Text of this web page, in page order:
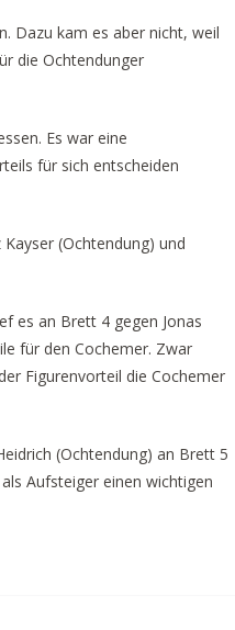
Dazu kam es aber nicht, weil
die Ochtendunger
Es war eine
für sich entscheiden
(Ochtendung) und
es an Brett 4 gegen Jonas
für den Cochemer. Zwar
Figurenvorteil die Cochemer
(Ochtendung) an Brett 5
Aufsteiger einen wichtigen